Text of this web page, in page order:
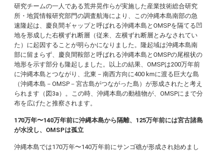
研究チームの一人である荒井晃作らが実施した産業技術総合研究
所・地質情報研究部門の調査航海により、この沖縄本島南部の急
速隆起は、慶良間ギャップと呼ばれる沖縄本島とOMSPを隔てる凹
地を形成した右横ずれ断層（従来、左横ずれ断層とみなされてい
た）に起因することが明らかになりました。隆起域は沖縄本島南
部に留まらず、慶良間鞍部と呼ばれる沖縄本島とOMSPの尾根状の
地形を示す部分も隆起しました。以上の結果、OMSPは200万年前
に沖縄本島とつながり、北東－南西方向に400 kmに渡る巨大な島
（沖縄本島－OMSP－宮古島がつながった島）が形成されたと考え
られます（図3a）。この時、沖縄本島の動植物が、OMSPにまで分
布を広げたと推察されます。
170万年〜140万年前に沖縄本島から隔離、125万年前には宮古諸島
が水没し、OMSPは孤立
沖縄本島では170万年〜140万年前にサンゴ礁が形成され始めまし